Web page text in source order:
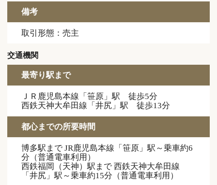
備考
取引形態：売主
交通機関
最寄り駅まで
ＪＲ鹿児島本線「笹原」駅 徒歩5分
西鉄天神大牟田線「井尻」駅 徒歩13分
都心までの所要時間
博多駅まで JR鹿児島本線「笹原」駅～乗車約6
分（普通電車利用）
西鉄福岡（天神）駅まで 西鉄天神大牟田線
「井尻」駅～乗車約15分（普通電車利用）